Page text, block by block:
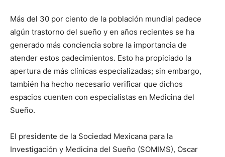
Más del 30 por ciento de la población mundial padece
algún trastorno del sueño y en años recientes se ha
generado más conciencia sobre la importancia de
atender estos padecimientos. Esto ha propiciado la
apertura de más clínicas especializadas; sin embargo,
también ha hecho necesario verificar que dichos
espacios cuenten con especialistas en Medicina del
Sueño.
El presidente de la Sociedad Mexicana para la
Investigación y Medicina del Sueño (SOMIMS), Oscar